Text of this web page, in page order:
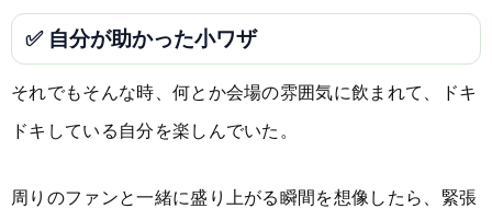
✅ 自分が助かった小ワザ
それでもそんな時、何とか会場の雰囲気に飲まれて、ドキ
ドキしている自分を楽しんでいた。
周りのファンと一緒に盛り上がる瞬間を想像したら、緊張